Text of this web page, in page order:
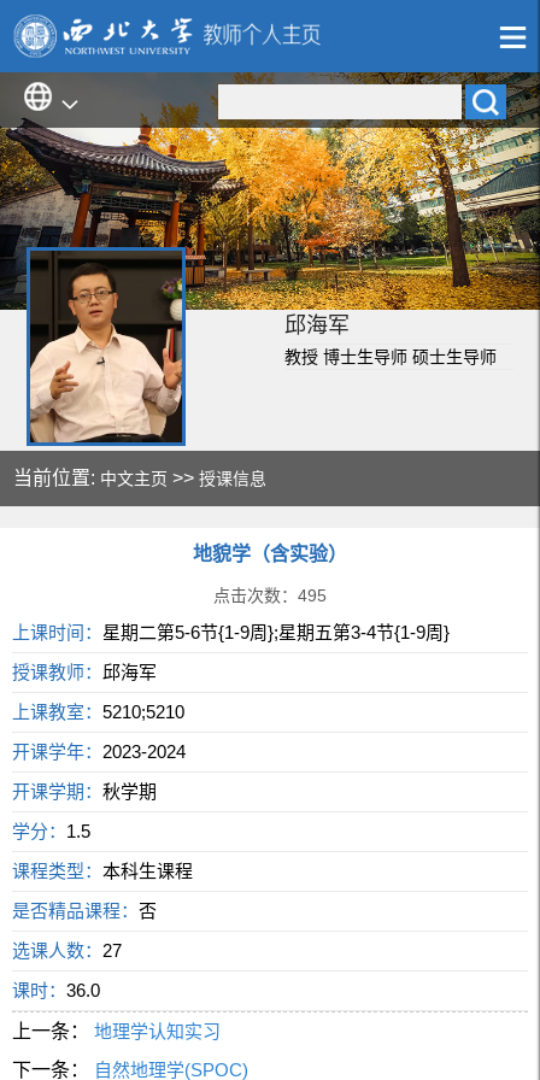
邱海军
教授 博士生导师 硕士生导师
当前位置: 中文主页 >>授课信息
地貌学（含实验）
点击次数： 495
上课时间： 星期二第5-6节{1-9周};星期五第3-4节{1-9周}
授课教师： 邱海军
上课教室：5210;5210
开课学年： 2023-2024
开课学期：秋学期
学分： 1.5
课程类型：本科生课程
是否精品课程：否
选课人数： 27
课时：36.0
上一条：
地理学认知实习
下一条：
自然地理学(SPOC)